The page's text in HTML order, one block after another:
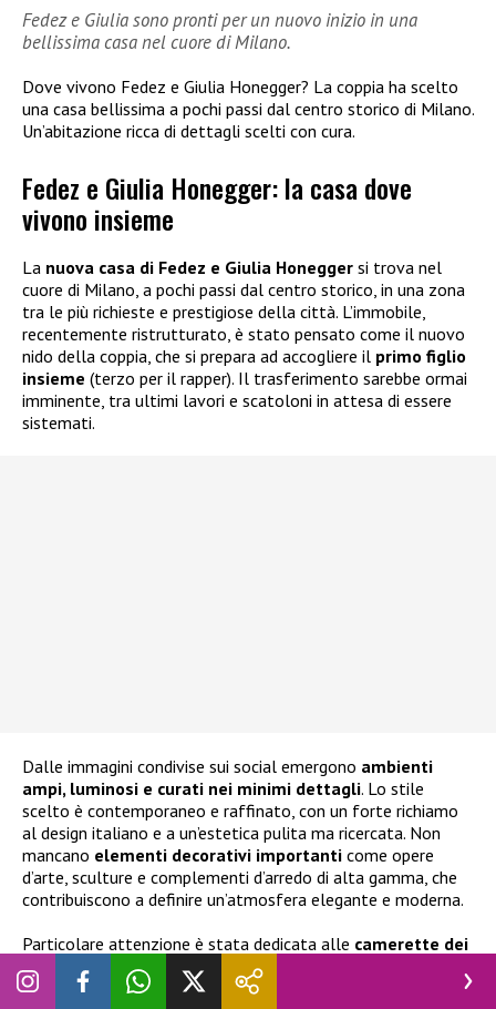
Fedez e Giulia sono pronti per un nuovo inizio in una
bellissima casa nel cuore di Milano.
Dove vivono Fedez e Giulia Honegger? La coppia ha scelto
una casa bellissima a pochi passi dal centro storico di Milano.
Un’abitazione ricca di dettagli scelti con cura.
Fedez e Giulia Honegger: la casa dove
vivono insieme
La nuova casa di Fedez e Giulia Honegger si trova nel
cuore di Milano, a pochi passi dal centro storico, in una zona
tra le più richieste e prestigiose della città. L’immobile,
recentemente ristrutturato, è stato pensato come il nuovo
nido della coppia, che si prepara ad accogliere il primo figlio
insieme (terzo per il rapper). Il trasferimento sarebbe ormai
imminente, tra ultimi lavori e scatoloni in attesa di essere
sistemati.
Dalle immagini condivise sui social emergono ambienti
ampi, luminosi e curati nei minimi dettagli. Lo stile
scelto è contemporaneo e raffinato, con un forte richiamo
al design italiano e a un’estetica pulita ma ricercata. Non
mancano elementi decorativi importanti come opere
d’arte, sculture e complementi d’arredo di alta gamma, che
contribuiscono a definire un’atmosfera elegante e moderna.
Particolare attenzione è stata dedicata alle camerette dei
bambini. Gli ambienti destinati a
Fedez avuti conChiara Ferragni